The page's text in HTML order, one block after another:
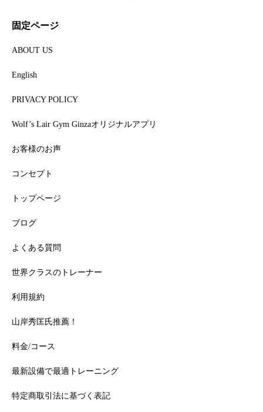
固定ページ
ABOUT US
English
PRIVACY POLICY
Wolf’s Lair Gym Ginzaオリジナルアプリ
お客様のお声
コンセプト
トップページ
ブログ
よくある質問
世界クラスのトレーナー
利用規約
山岸秀匡氏推薦！
料金/コース
最新設備で最適トレーニング
特定商取引法に基づく表記